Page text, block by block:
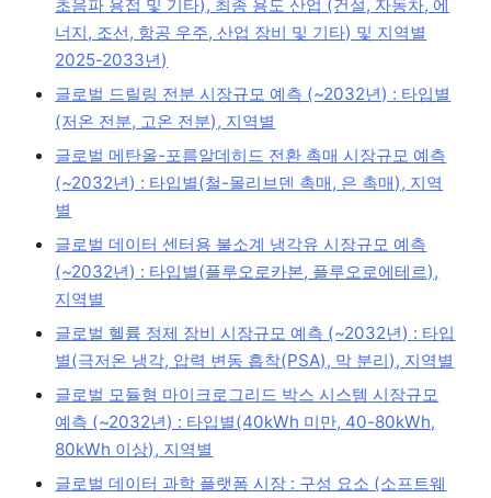
초음파 용접 및 기타), 최종 용도 산업 (건설, 자동차, 에
너지, 조선, 항공 우주, 산업 장비 및 기타) 및 지역별
2025-2033년)
글로벌 드릴링 전분 시장규모 예측 (~2032년) : 타입별
(저온 전분, 고온 전분), 지역별
글로벌 메탄올-포름알데히드 전환 촉매 시장규모 예측
(~2032년) : 타입별(철-몰리브덴 촉매, 은 촉매), 지역
별
글로벌 데이터 센터용 불소계 냉각유 시장규모 예측
(~2032년) : 타입별(플루오로카본, 플루오로에테르),
지역별
글로벌 헬륨 정제 장비 시장규모 예측 (~2032년) : 타입
별(극저온 냉각, 압력 변동 흡착(PSA), 막 분리), 지역별
글로벌 모듈형 마이크로그리드 박스 시스템 시장규모
예측 (~2032년) : 타입별(40kWh 미만, 40-80kWh,
80kWh 이상), 지역별
글로벌 데이터 과학 플랫폼 시장 : 구성 요소 (소프트웨